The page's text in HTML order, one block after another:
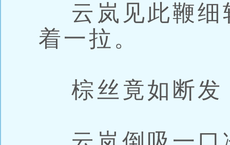
云岚见此鞭细
着一拉。
棕丝竟如断发